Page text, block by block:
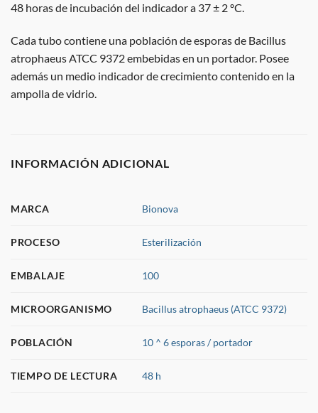
48 horas de incubación del indicador a 37 ± 2 ºC.
Cada tubo contiene una población de esporas de Bacillus
atrophaeus ATCC 9372 embebidas en un portador. Posee
además un medio indicador de crecimiento contenido en la
ampolla de vidrio.
INFORMACIÓN ADICIONAL
MARCA Bionova
PROCESO Esterilización
EMBALAJE 100
MICROORGANISMO Bacillus atrophaeus (ATCC 9372)
POBLACIÓN 10 ^ 6 esporas / portador
TIEMPO DE LECTURA 48 h